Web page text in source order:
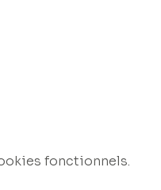
fonctionnels.